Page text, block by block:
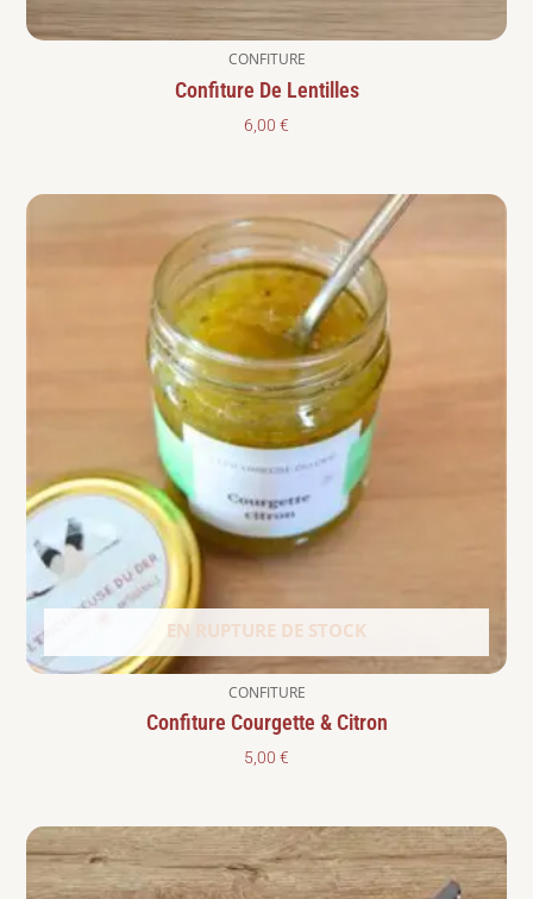
CONFITURE
Confiture De Lentilles
6,00 €
EN RUPTURE DE STOCK
CONFITURE
Confiture Courgette & Citron
5,00 €